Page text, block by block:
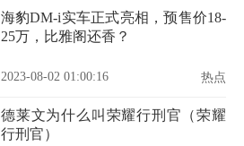
海豹DM-i实车正式亮相，预售价18-
25万，比雅阁还香？
2023-08-02 01:00:16 热点
德莱文为什么叫荣耀行刑官（荣耀
行刑官）